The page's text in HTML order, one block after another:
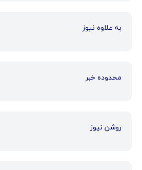
به علاوه نیوز
محدوده خبر
روشن نیوز